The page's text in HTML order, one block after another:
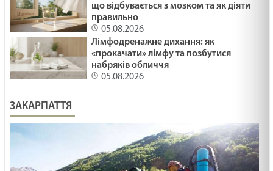
що відбувається з мозком та як діяти
правильно
05.08.2026
Лімфодренажне дихання: як
«прокачати» лімфу та позбутися
набряків обличчя
05.08.2026
ЗАКАРПАТТЯ